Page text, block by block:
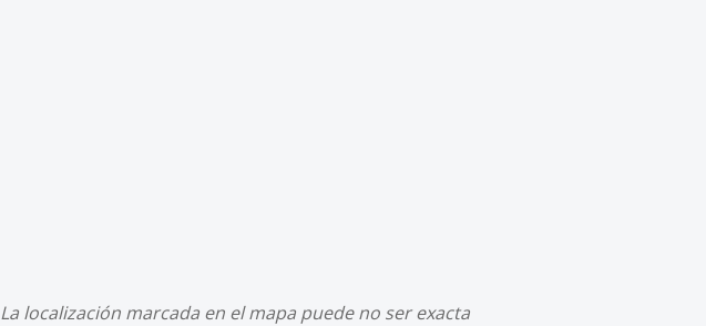
La localización marcada en el mapa puede no ser exacta